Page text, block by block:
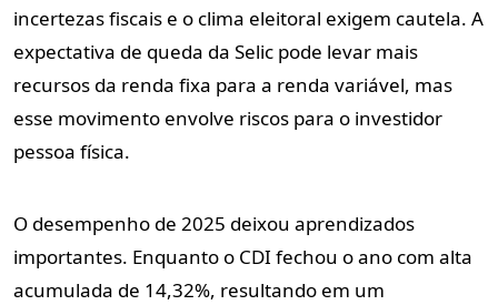
incertezas fiscais e o clima eleitoral exigem cautela. A
expectativa de queda da Selic pode levar mais
recursos da renda fixa para a renda variável, mas
esse movimento envolve riscos para o investidor
pessoa física.
O desempenho de 2025 deixou aprendizados
importantes. Enquanto o CDI fechou o ano com alta
acumulada de 14,32%, resultando em um